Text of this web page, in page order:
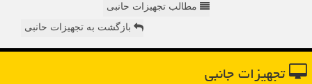
مطالب تجهیزات حانبی
بازگشت به تجهیزات حانبی
تجهیزات جانبی